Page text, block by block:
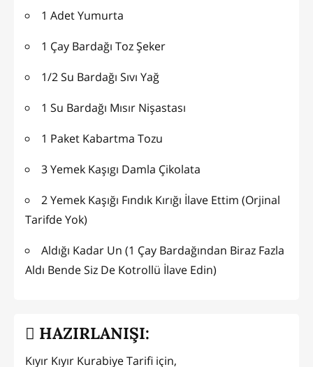
1 Adet Yumurta
1 Çay Bardağı Toz Şeker
1/2 Su Bardağı Sıvı Yağ
1 Su Bardağı Mısır Nişastası
1 Paket Kabartma Tozu
3 Yemek Kaşıgı Damla Çikolata
2 Yemek Kaşığı Fındık Kırığı İlave Ettim (Orjinal
Tarifde Yok)
Aldığı Kadar Un (1 Çay Bardağından Biraz Fazla
Aldı Bende Siz De Kotrollü İlave Edin)
HAZIRLANIŞI:
Kıyır Kıyır Kurabiye Tarifi için,